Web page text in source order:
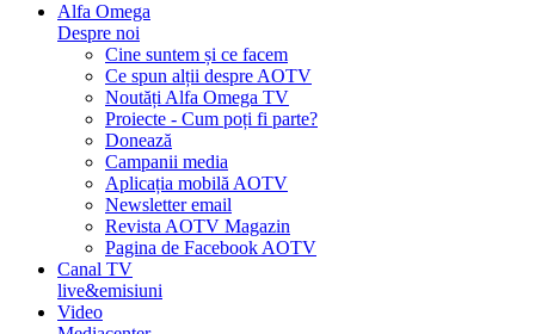
Alfa Omega
Despre noi
Cine suntem și ce facem
Ce spun alții despre AOTV
Noutăți Alfa Omega TV
Proiecte - Cum poți fi parte?
Donează
Campanii media
Aplicația mobilă AOTV
Newsletter email
Revista AOTV Magazin
Pagina de Facebook AOTV
Canal TV
live&emisiuni
Video